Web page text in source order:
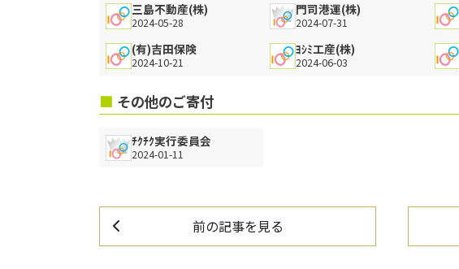
三島不動産(株)
2024-05-28
門司港運(株)
2024-07-31
(有)吉田保険
2024-10-21
ﾖｼﾐ工産(株)
2024-06-03
その他のご寄付
ﾁｸﾁｸ実行委員会
2024-01-11
前の記事を見る